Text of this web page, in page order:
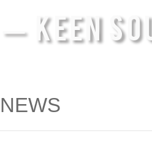
— KEEN
NEWS